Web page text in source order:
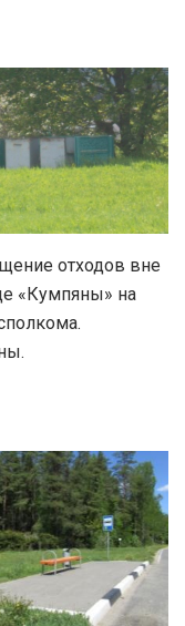
отходов вне
«Кумпяны» на